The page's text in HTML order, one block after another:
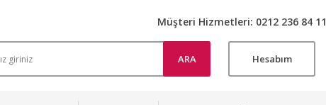
Müşteri Hizmetleri: 0212 236 84 11
ARA Hesabım